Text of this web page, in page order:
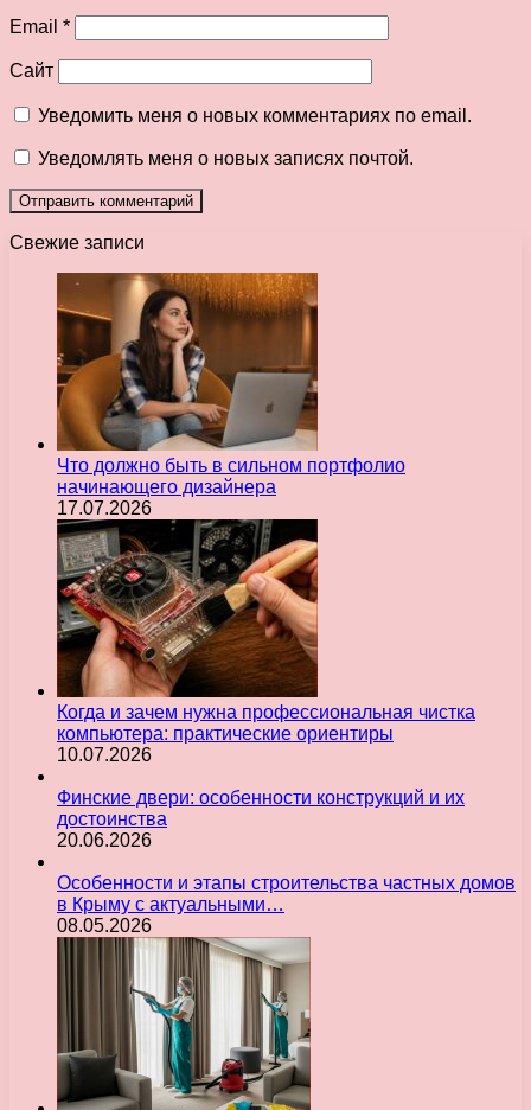
Email *
Сайт
Уведомить меня о новых комментариях по email.
Уведомлять меня о новых записях почтой.
Свежие записи
Что должно быть в сильном портфолио
начинающего дизайнера
17.07.2026
Когда и зачем нужна профессиональная чистка
компьютера: практические ориентиры
10.07.2026
Финские двери: особенности конструкций и их
достоинства
20.06.2026
Особенности и этапы строительства частных домов
в Крыму с актуальными…
08.05.2026